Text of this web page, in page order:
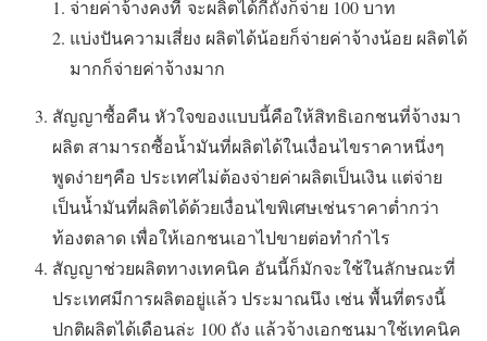
จ่ายค่าจ้างคงที่ จะผลิตได้กี่ถังก็จ่าย 100 บาท
แบ่งปันความเสี่ยง ผลิตได้น้อยก็จ่ายค่าจ้างน้อย ผลิตได้
มากก็จ่ายค่าจ้างมาก
สัญญาซื้อคืน หัวใจของแบบนี้คือให้สิทธิเอกชนที่จ้างมา
ผลิต สามารถซื้อน้ำมันที่ผลิตได้ในเงื่อนไขราคาหนึ่งๆ
พูดง่ายๆคือ ประเทศไม่ต้องจ่ายค่าผลิตเป็นเงิน แต่จ่าย
เป็นน้ำมันที่ผลิตได้ด้วยเงื่อนไขพิเศษเช่นราคาต่ำกว่า
ท้องตลาด เพื่อให้เอกชนเอาไปขายต่อทำกำไร
สัญญาช่วยผลิตทางเทคนิค อันนี้ก็มักจะใช้ในลักษณะที่
ประเทศมีการผลิตอยู่แล้ว ประมาณนึง เช่น พื้นที่ตรงนี้
ปกติผลิตได้เดือนล่ะ 100 ถัง แล้วจ้างเอกชนมาใช้เทคนิค